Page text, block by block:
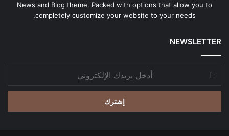
News and Blog theme. Packed with options that allow you to
completely customize your website to your needs.
NEWSLETTER
أدخل
بريدك
الإلكتروني